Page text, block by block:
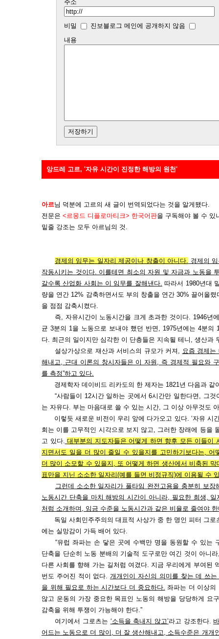
주소
비밀
진보블로그 메인에 공개하지 않음
내용
앙드레 고르, '자유 시간이 진정한 해방의 원천'
아르님 덕분에 고르의 새 글이 번역되었다는 것을 알게됐다.
전문은 <르몽드 디플로마티크> 한국어판을 구독해야 볼 수 있
밑줄 강조는 모두 아르님의 것.
경제의 임무는 일자리 제공이나 창출이 아니다.
경제의
작동시키는 것이다. 이를테면 최소의 자원 및 자금과 노동을
갈수록 산업화 사회는 이 임무를 잘해낸다. 따라서 1980년대
량을 연간 12% 감축하면서도 부의 창출을 연간 30% 끌어올
을 점점 감축시켰다.
즉, 자유시간이 노동시간을 크게 초과한 것이다. 1946년
균 3분의 1을 노동으로 보내야 했던 반면, 1975년에는 4분
다. 최근의 일이지만 심각한 이 단층들은 지속될 테니, 생산과
설상가상으로 재산과 서비스의 규모가 커져,
요즘 경제
해내고, 근대 이론의 창시자들은 이 자원, 즉 경제적 필요와
를 측정”하고 있다.
경제학자 데이비드 리카도의 한 제자는 1821년 다음과 같
“사람들이 12시간 일하는 곳에서 6시간만 일한다면, 그것
는 자유다. 부는 마음대로 쓸 수 있는 시간, 그 이상 아무것도
이렇듯 새로운 비전이 우리 앞에 다가오고 있다. ‘자유 시
회는 이를 고무적인 시각으로 보지 않고, 그러한 장래에 등을
고 있다. 대부분의 지도자들은 어떻게 하면 향후 모든 이들이
지면서도 일을 더 많이 줄일 수 있을지를 고민하기보다는, 어
더 많이 소모할 수 있을지, 또 어떻게 하면 생산에서 비축된
표만을 지닌 소소한 일자리(예를 들면 비정규직)에 이용될 수
그런데 소소한 일자리가 풀타임 완전고용을 충분히 보
노동시간 단축을 마치 해방의 시간이 아니라, 필요한 희생,
처럼 소개하며, 임금 수준을 노동시간과 같은 비율로 줄여야
독일 사회민주주의의 대표적 사상가 중 한 명인 피터 그로
에는 실망감이 가득 배어 있다.
“유럽 좌파는 손 닿은 곳에 수백만 명을 동원할 수 있는
단축을 단순히 노동 분배의 기술적 도구로만 여긴 것이 아니
다른 사회를 향해 가는 길처럼 여겼다. 지금 우리에게 부여된
번도 주어진 적이 없다. 개개인이 자신의 의미를 찾는 데 쓰
을 위해 필요로 하는 시간보다 더 중요하다. 좌파는 더 이상의
않고 운동의 가장 중요한 목표인 노동의 해방을 당당하게 요
감축을 위해 투쟁이 가능해야 한다.”
여기에서 그로츠는 ‘소득을 축내지 않고’라고 강조한다.
어드는 노동으로 더 많이, 더 잘 생산해내고, 소득수준은 개개